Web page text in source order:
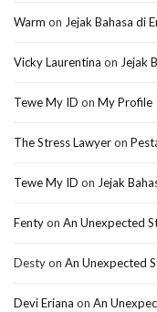
Warm on Jejak Bahasa di
Vicky Laurentina on Jejak
Tewe My ID on My Profile
The Stress Lawyeron
Tewe My ID on Jejak
Fentyon An Unexpected
Destyon An Unexpected
Devi Eriana on An